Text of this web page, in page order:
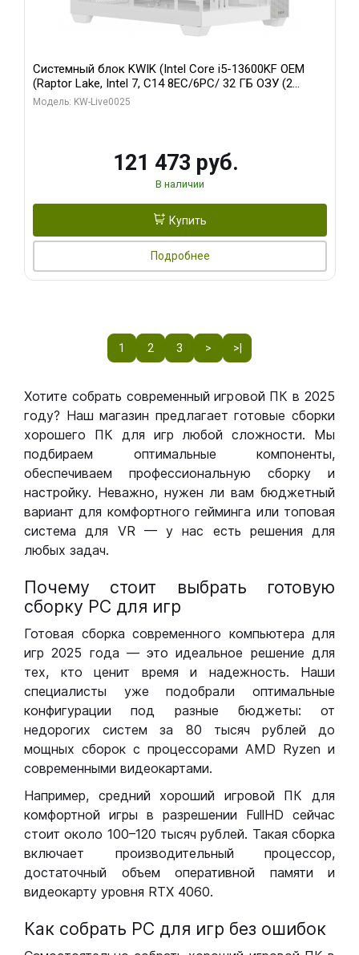
Системный блок KWIK (Intel Core i5-13600KF OEM
(Raptor Lake, Intel 7, C14 8EC/6PC/ 32 ГБ ОЗУ (2
модуля)/ Gigabyte RTX5060 WINDFORCE OC 8GB
Модель: KW-Live0025
121 473 руб.
В наличии
Купить
Подробнее
1 2 3 > >|
Хотите собрать современный игровой ПК в 2025
году? Наш магазин предлагает готовые сборки
хорошего ПК для игр любой сложности. Мы
подбираем оптимальные компоненты,
обеспечиваем профессиональную сборку и
настройку. Неважно, нужен ли вам бюджетный
вариант для комфортного гейминга или топовая
система для VR — у нас есть решения для
любых задач.
Почему стоит выбрать готовую
сборку РС для игр
Готовая сборка современного компьютера для
игр 2025 года — это идеальное решение для
тех, кто ценит время и надежность. Наши
специалисты уже подобрали оптимальные
конфигурации под разные бюджеты: от
недорогих систем за 80 тысяч рублей до
мощных сборок с процессорами AMD Ryzen и
современными видеокартами.
Например, средний хороший игровой ПК для
комфортной игры в разрешении FullHD сейчас
стоит около 100–120 тысяч рублей. Такая сборка
включает производительный процессор,
достаточный объем оперативной памяти и
видеокарту уровня RTX 4060.
Как собрать РС для игр без ошибок